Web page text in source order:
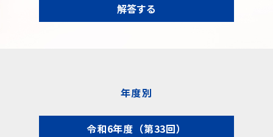
解答する
年度別
令和6年度（第33回）